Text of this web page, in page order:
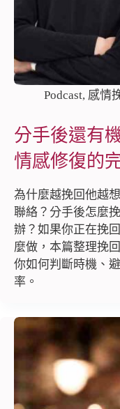
Podcast, 感情
分手後還有
情感修復的
為什麼越挽回他越
聯絡？分手後怎麼
辦？如果你正在挽
麼做，本篇整理挽
你如何判斷時機、
率。